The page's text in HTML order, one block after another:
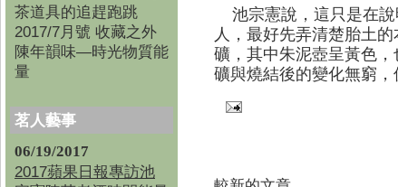
茶道具的追趕跑跳
2017/7月號 收藏之外
陳年韻味—時光物質能
量
茗人藝事
06/19/2017
2017蘋果日報專訪池
池宗憲說，這只是在說
人，最好先弄清楚胎土
礦，其中朱泥壺呈黃色
礦與燒結後的變化無窮，